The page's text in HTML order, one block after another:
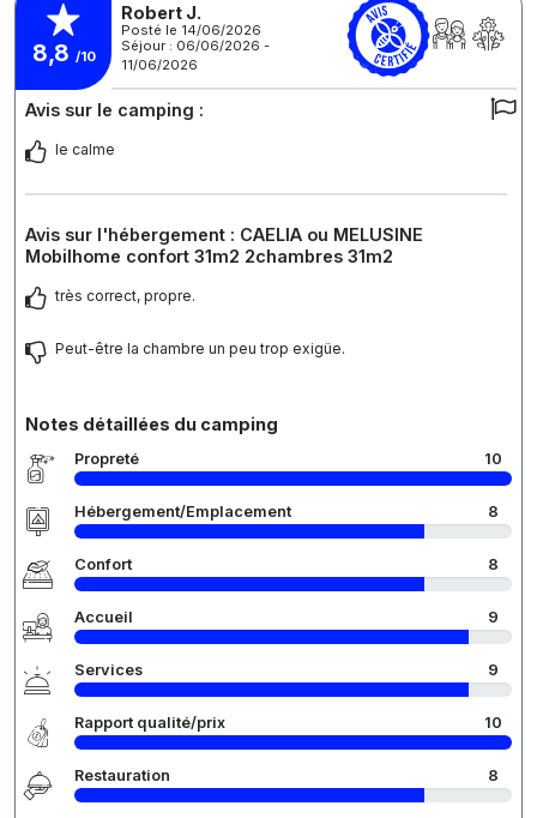
8,8 /10
Robert J.
Posté le 14/06/2026
Séjour : 06/06/2026 -
11/06/2026
Avis sur le camping :
le calme
Avis sur l'hébergement : CAELIA ou MELUSINE
Mobilhome confort 31m2 2chambres 31m2
très correct, propre.
Peut-être la chambre un peu trop exigüe.
Notes détaillées du camping
Propreté 10
Hébergement/Emplacement 8
Confort 8
Accueil 9
Services 9
Rapport qualité/prix 10
Restauration 8